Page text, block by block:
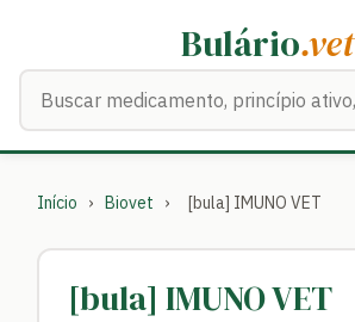
Bulário.vet
Início › Biovet › [bula] IMUNO VET
[bula] IMUNO VET